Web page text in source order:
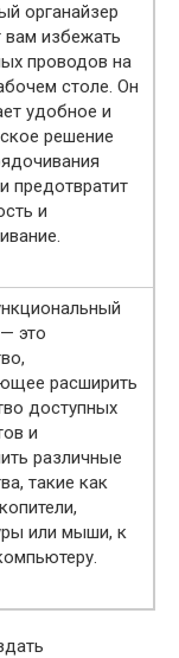
органайзер
избежать
проводов на
столе. Он
удобное и
решение
предотвратит
и
это
расширить
доступных
и
различные
такие как
или мыши, к